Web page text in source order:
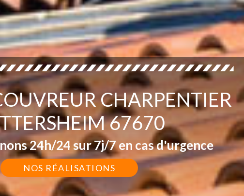
CHARPENTIER
67670
24h/24 sur 7j/7 en cas d'urgence
NOS RÉALISATIONS